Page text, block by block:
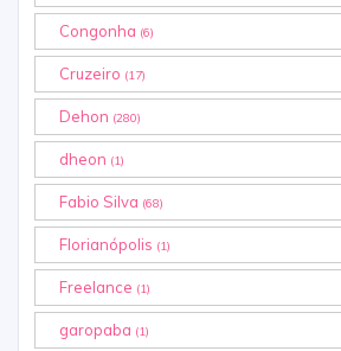
Congonha (6)
Cruzeiro (17)
Dehon (280)
dheon (1)
Fabio Silva (68)
Florianópolis (1)
Freelance (1)
garopaba (1)